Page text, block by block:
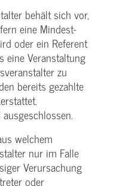
behält sich vor,
eine Mindest­
oder ein Referent
eine Veranstaltung
zu
bereits gezahlte
welchem
nur im Falle
Verursachung
oder